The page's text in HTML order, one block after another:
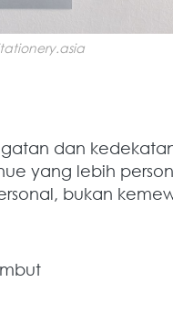
dan
yang lebih
bukan